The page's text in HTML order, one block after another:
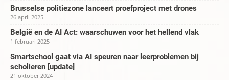
Brusselse politiezone lanceert proefproject met drones
26 april 2025
België en de AI Act: waarschuwen voor het hellend vlak
1 februari 2025
Smartschool gaat via AI speuren naar leerproblemen bij
scholieren [update]
21 oktober 2024